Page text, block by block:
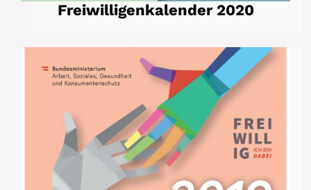
Freiwilligenkalender 2020
Freiwilligenkalender 2019